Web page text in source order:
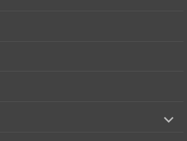
child